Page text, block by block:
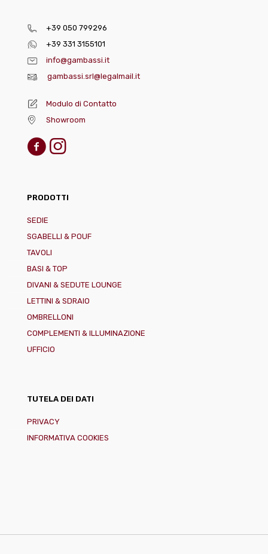
+39 050 799296
+39 331 3155101
info@gambassi.it
gambassi.srl@legalmail.it
Modulo di Contatto
Showroom
PRODOTTI
SEDIE
SGABELLI & POUF
TAVOLI
BASI & TOP
DIVANI & SEDUTE LOUNGE
LETTINI & SDRAIO
OMBRELLONI
COMPLEMENTI & ILLUMINAZIONE
UFFICIO
TUTELA DEI DATI
PRIVACY
INFORMATIVA COOKIES